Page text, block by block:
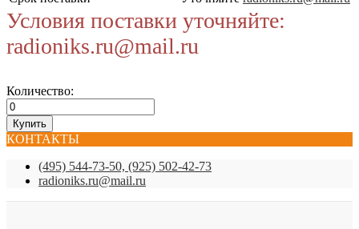
Условия поставки уточняйте:
radioniks.ru@mail.ru
Количество:
КОНТАКТЫ
(495) 544-73-50, (925) 502-42-73
radioniks.ru@mail.ru